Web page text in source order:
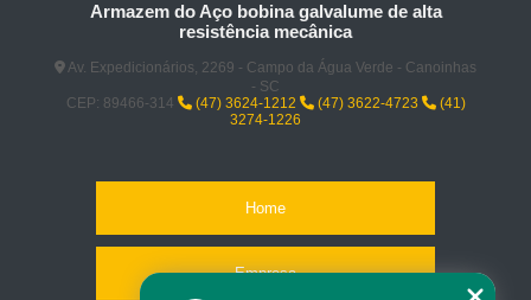
Armazem do Aço bobina galvalume de alta
resistência mecânica
Av. Expedicionários, 2269 - Campo da Água Verde - Canoinhas
- SC
CEP: 89466-314
(47) 3624-1212 (47) 3622-4723
(41)
3274-1226
Home
Empresa